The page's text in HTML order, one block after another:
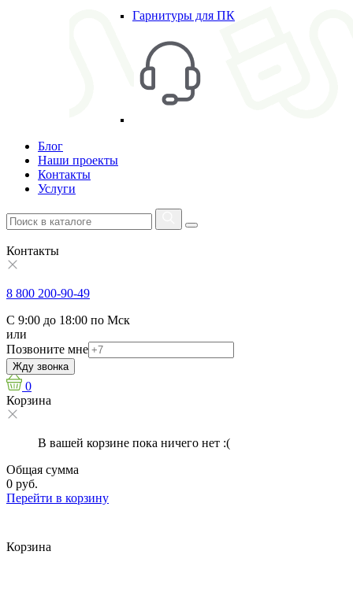
Гарнитуры для ПК
Блог
Наши проекты
Контакты
Услуги
Контакты
8 800 200-90-49
С 9:00 до 18:00 по Мск
или
Позвоните мне
Жду звонка
0
Корзина
В вашей корзине пока ничего нет :(
Общая сумма
0 руб.
Перейти в корзину
Корзина